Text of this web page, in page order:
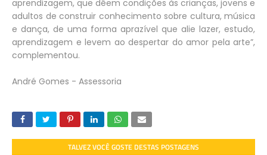
aprendizagem, que dêem condições às crianças, jovens e
adultos de construir conhecimento sobre cultura, música
e dança, de uma forma aprazível que alie lazer, estudo,
aprendizagem e levem ao despertar do amor pela arte”,
complementou.
André Gomes - Assessoria
TALVEZ VOCÊ GOSTE DESTAS POSTAGENS